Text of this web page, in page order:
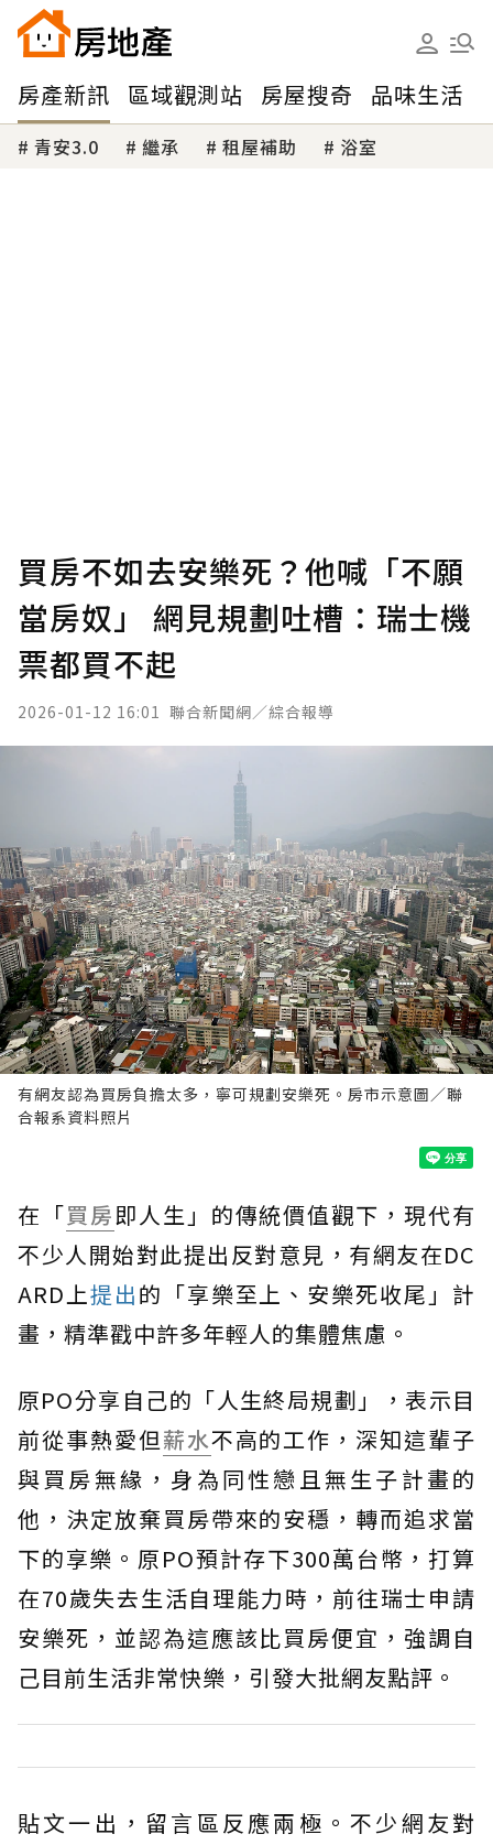
房產新訊 區域觀測站 房屋搜奇 品味生活
青安3.0 繼承 租屋補助 浴室
買房不如去安樂死？他喊「不願
當房奴」 網見規劃吐槽：瑞士機
票都買不起
2026-01-12 16:01 聯合新聞網／綜合報導
有網友認為買房負擔太多，寧可規劃安樂死。房市示意圖／聯
合報系資料照片
在「買房即人生」的傳統價值觀下，現代有
不少人開始對此提出反對意見，有網友在DC
ARD上提出的「享樂至上、安樂死收尾」計
畫，精準戳中許多年輕人的集體焦慮。
原PO分享自己的「人生終局規劃」，表示目
前從事熱愛但薪水不高的工作，深知這輩子
與買房無緣，身為同性戀且無生子計畫的
他，決定放棄買房帶來的安穩，轉而追求當
下的享樂。原PO預計存下300萬台幣，打算
在70歲失去生活自理能力時，前往瑞士申請
安樂死，並認為這應該比買房便宜，強調自
己目前生活非常快樂，引發大批網友點評。
貼文一出，留言區反應兩極。不少網友對